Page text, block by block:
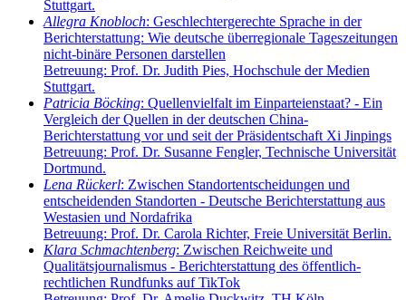
Stuttgart.
Allegra Knobloch: Geschlechtergerechte Sprache in der
Berichterstattung: Wie deutsche überregionale Tageszeitungen
nicht-binäre Personen darstellen
Betreuung: Prof. Dr. Judith Pies, Hochschule der Medien
Stuttgart.
Patricia Böcking: Quellenvielfalt im Einparteienstaat? - Ein
Vergleich der Quellen in der deutschen China-
Berichterstattung vor und seit der Präsidentschaft Xi Jinpings
Betreuung: Prof. Dr. Susanne Fengler, Technische Universität
Dortmund.
Lena Rückerl: Zwischen Standortentscheidungen und
entscheidenden Standorten - Deutsche Berichterstattung aus
Westasien und Nordafrika
Betreuung: Prof. Dr. Carola Richter, Freie Universität Berlin.
Klara Schmachtenberg: Zwischen Reichweite und
Qualitätsjournalismus - Berichterstattung des öffentlich-
rechtlichen Rundfunks auf TikTok